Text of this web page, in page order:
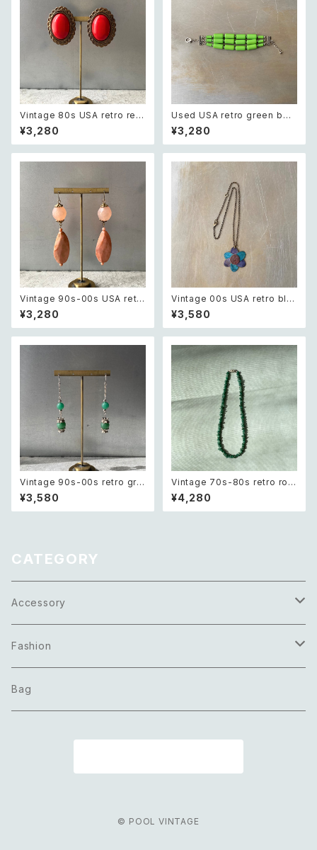
Vintage 80s USA retro red
stone big earring レトロ ア
メリカ ヴィンテージ アクセサリ
ー レッド ストーン ビッグ イヤリ
¥3,280
Used USA retro green bea
ds bracelet レトロ アメリカ
ユーズド アクセサリー グリーン
ビーズ 3連 ブレスレット
¥3,280
Vintage 90s-00s USA retr
o pink×gold marble beads
pierce レトロ アメリカ ヴィン
テージ アクセサリー ピンク×ゴ
¥3,280
Vintage 00s USA retro blu
e painted botanical flower
design necklace レトロ アメ
リカ ヴィンテージ アクセサリー
ワー デザイン ネックレス
¥3,580
Vintage 90s-00s retro gre
en aventurine pierce レトロ
ヴィンテージ アクセサリー 天然
石 グリーンアベンチュリン ピア
¥3,580
Vintage 70s-80s retro rou
gh cut green aventurine ne
cklace レトロ ヴィンテージ ア
クセサリー 天然石 ラフカット グ
¥4,280
CATEGORY
Accessory
Necklace
Pierce
Fashion
Tops
Bag
© POOL VINTAGE